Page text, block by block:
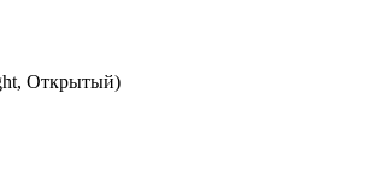
Открытый)